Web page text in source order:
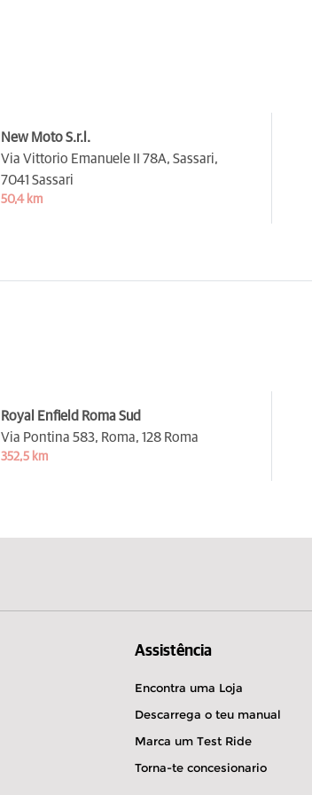
New Moto S.r.l.
Via Vittorio Emanuele II 78A, Sassari,
7041 Sassari
50,4 km
Royal Enfield Roma Sud
Via Pontina 583, Roma, 128 Roma
352,5 km
Assistência
Encontra uma Loja
Descarrega o teu manual
Marca um Test Ride
Torna-te concesionario